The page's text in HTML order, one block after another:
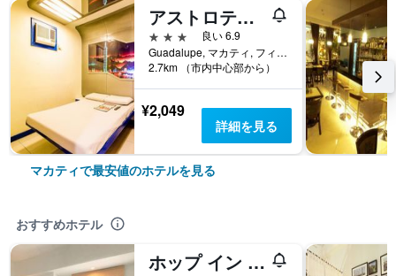
アストロテル グアダルーペ
3つ星
良い 6.9
Guadalupe, マカティ, フィリピン
2.7km （市内中心部から）
¥2,049
詳細を見る
マカティで最安値のホテルを見る
おすすめホテル
ホップ イン ホテル マカティ アベニュー